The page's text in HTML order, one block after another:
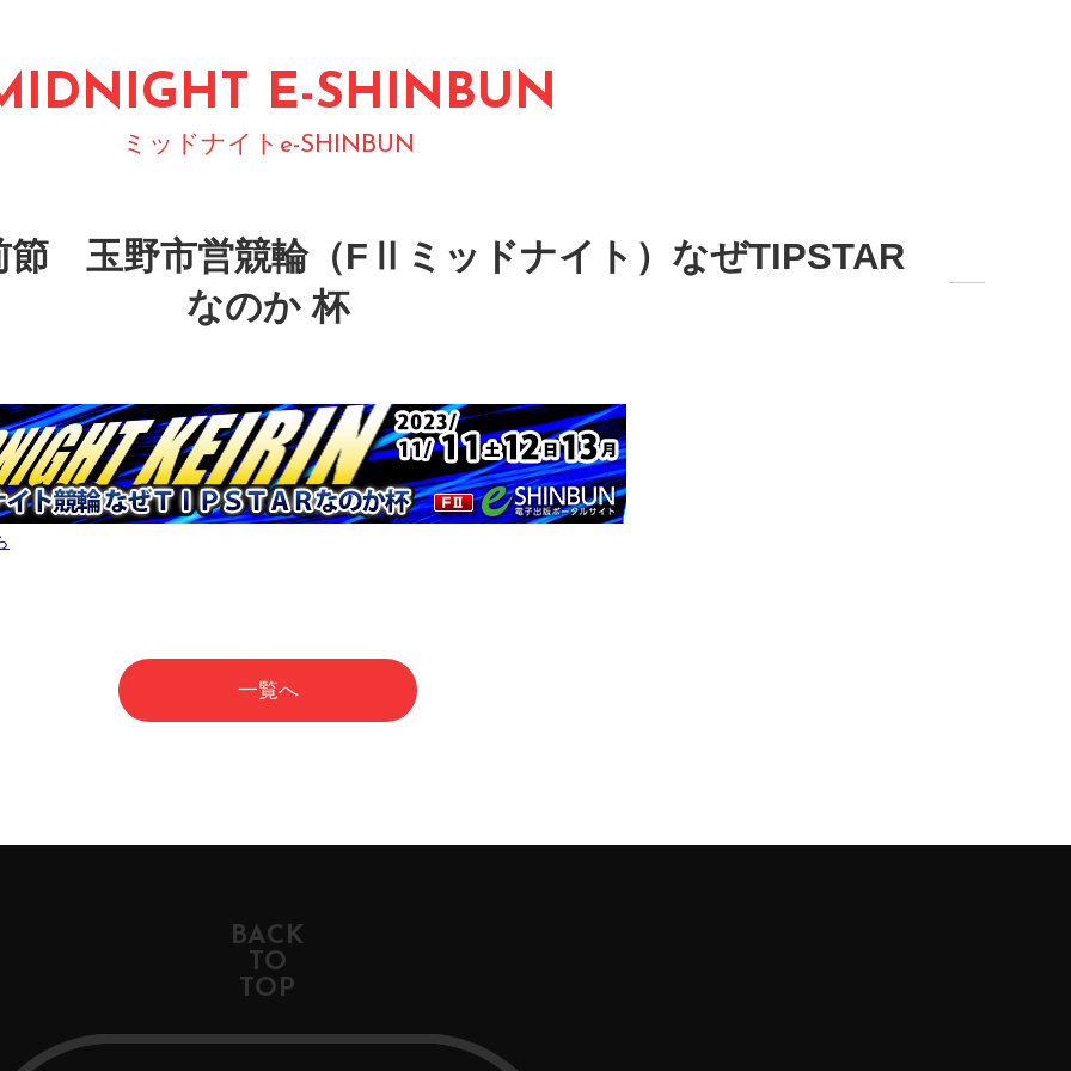
E-SHINBUN
ミッドナイトe-SHINBUN
節 玉野市営競輪（FⅡミッドナイト）なぜTIPSTAR
なのか 杯
一覧へ
BACK
TO
TOP